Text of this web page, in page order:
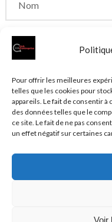
Pour offrir les meilleures
telles que les cookies pour
appareils. Le fait de consentir
des données telles que le
ce site. Le fait de ne pas
un effet négatif sur certaines
Voir
Enregistrer mon
le navigateur pour